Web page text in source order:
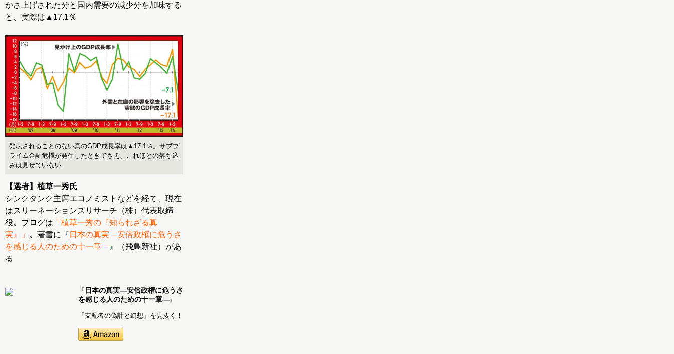
かさ上げされた分と国内需要の減少分を加味する
と、実際は▲17.1％
発表されることのない真のGDP成長率は▲17.1％。サブプ
ライム金融危機が発生したときでさえ、これほどの落ち込
みは見せていない
【選者】植草一秀氏
シンクタンク主席エコノミストなどを経て、現在
はスリーネーションズリサーチ（株）代表取締
役。ブログは 「植草一秀の『知られざる真
実』」
。著書に『 日本の真実―安倍政権に危うさ
を感じる人のための十一章― 』（飛鳥新社）があ
る
『 日本の真実―安倍政権に危うさ
を感じる人のための十一章― 』
「支配者の偽計と幻想」を見抜く！